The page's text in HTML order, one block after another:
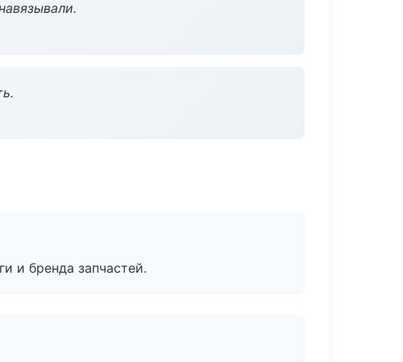
и бренда запчастей.